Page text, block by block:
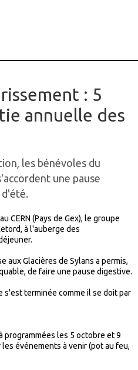
: 5
annuelle des
les bénévoles du
une pause
CERN (Pays de Gex), le groupe
à l'auberge des
aux Glacières de Sylans a permis,
de faire une pause digestive.
s'est terminée comme il se doit par
programmées les 5 octobre et 9
événements à venir (pot au feu,